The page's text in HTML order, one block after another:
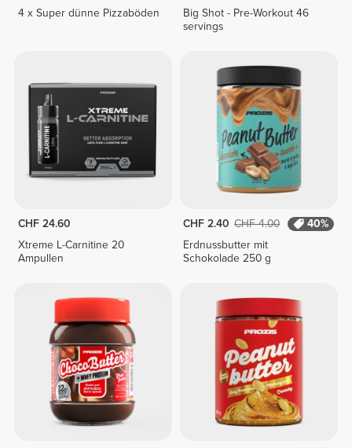
4 x Super dünne Pizzaböden
Big Shot - Pre-Workout 46
servings
CHF 24.60
Xtreme L-Carnitine 20
Ampullen
CHF 2.40 CHF 4.00
40%
Erdnussbutter mit
Schokolade 250 g